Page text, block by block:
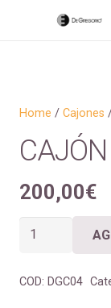
Home / Cajones
200,00€
CAJÓN
COD: DGC04